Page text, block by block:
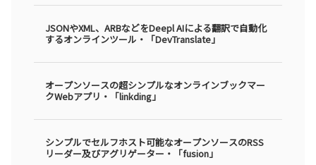
JSONやXML、ARBなどをDeepl AIによる翻訳で自動化
するオンラインツール・「DevTranslate」
オープンソースの超シンプルなオンラインブックマー
クWebアプリ・「linkding」
シンプルでセルフホスト可能なオープンソースのRSS
リーダー及びアグリゲーター・「fusion」